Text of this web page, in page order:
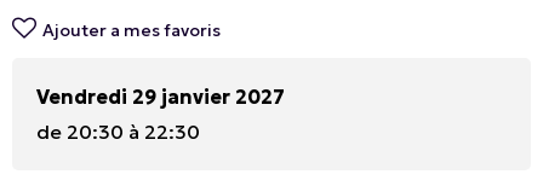
Ajouter a mes favoris
Vendredi 29 janvier 2027
de 20:30 à 22:30